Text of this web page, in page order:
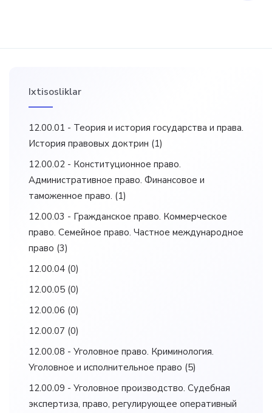
Ixtisosliklar
12.00.01 - Теория и история государства и права.
История правовых доктрин (1)
12.00.02 - Конституционное право.
Административное право. Финансовое и
таможенное право. (1)
12.00.03 - Гражданское право. Коммерческое
право. Семейное право. Частное международное
право (3)
12.00.04 (0)
12.00.05 (0)
12.00.06 (0)
12.00.07 (0)
12.00.08 - Уголовное право. Криминология.
Уголовное и исполнительное право (5)
12.00.09 - Уголовное производство. Судебная
экспертиза, право, регулирующее оперативный